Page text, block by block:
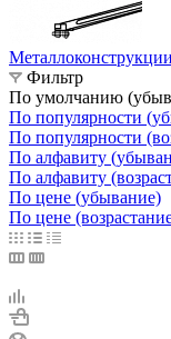
Металлоконструкции
Фильтр
По умолчанию
По популярности
По популярности
По алфавиту
По алфавиту
По цене (убывание)
По цене